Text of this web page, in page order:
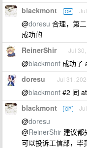
blackmont OP
@doresu 合理，第
成功的
ReinerShir Jul
@blackmont 成功了
doresu Jul 31,
@blackmont #2 同
blackmont OP
@doresu
@ReinerShir 建议都
可以投诉工信部，毕